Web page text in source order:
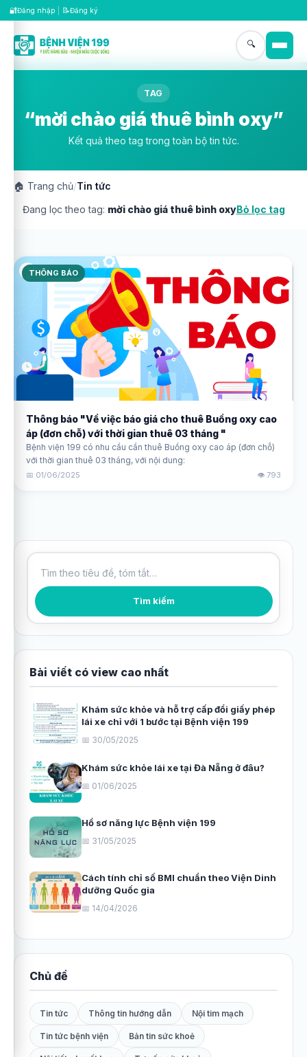
🔐Đăng nhập 📝Đăng ký
🔍
TAG
“mời chào giá thuê bình oxy”
Kết quả theo tag trong toàn bộ tin tức.
🏠 Trang chủ/Tin tức
Đang lọc theo tag: mời chào giá thuê bình oxyBỏ lọc tag
THÔNG BÁO
Thông báo "Về việc báo giá cho thuê Buồng oxy cao
áp (đơn chỗ) với thời gian thuê 03 tháng "
Bệnh viện 199 có nhu cầu cần thuê Buồng oxy cao áp (đơn chỗ)
với thời gian thuê 03 tháng, với nội dung:
📅 01/06/2025 👁️ 793
Tìm kiếm bài viết Tìm kiếm
Bài viết có view cao nhất
Khám sức khỏe và hỗ trợ cấp đổi giấy phép
lái xe chỉ với 1 bước tại Bệnh viện 199
📅 30/05/2025
Khám sức khỏe lái xe tại Đà Nẵng ở đâu?
📅 01/06/2025
Hồ sơ năng lực Bệnh viện 199
📅 31/05/2025
Cách tính chỉ số BMI chuẩn theo Viện Dinh
dưỡng Quốc gia
📅 14/04/2026
Chủ đề
Tin tức Thông tin hướng dẫn Nội tim mạch
Tin tức bệnh viện Bản tin sức khoẻ